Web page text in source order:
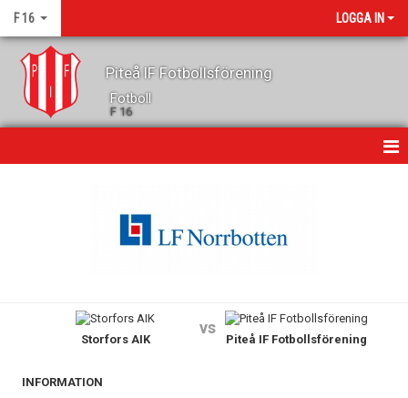
F 16 LOGGA IN
Piteå IF Fotbollsförening
Fotboll
F 16
KALENDER
Storfors AIK
vs
Piteå IF Fotbollsförening
INFORMATION